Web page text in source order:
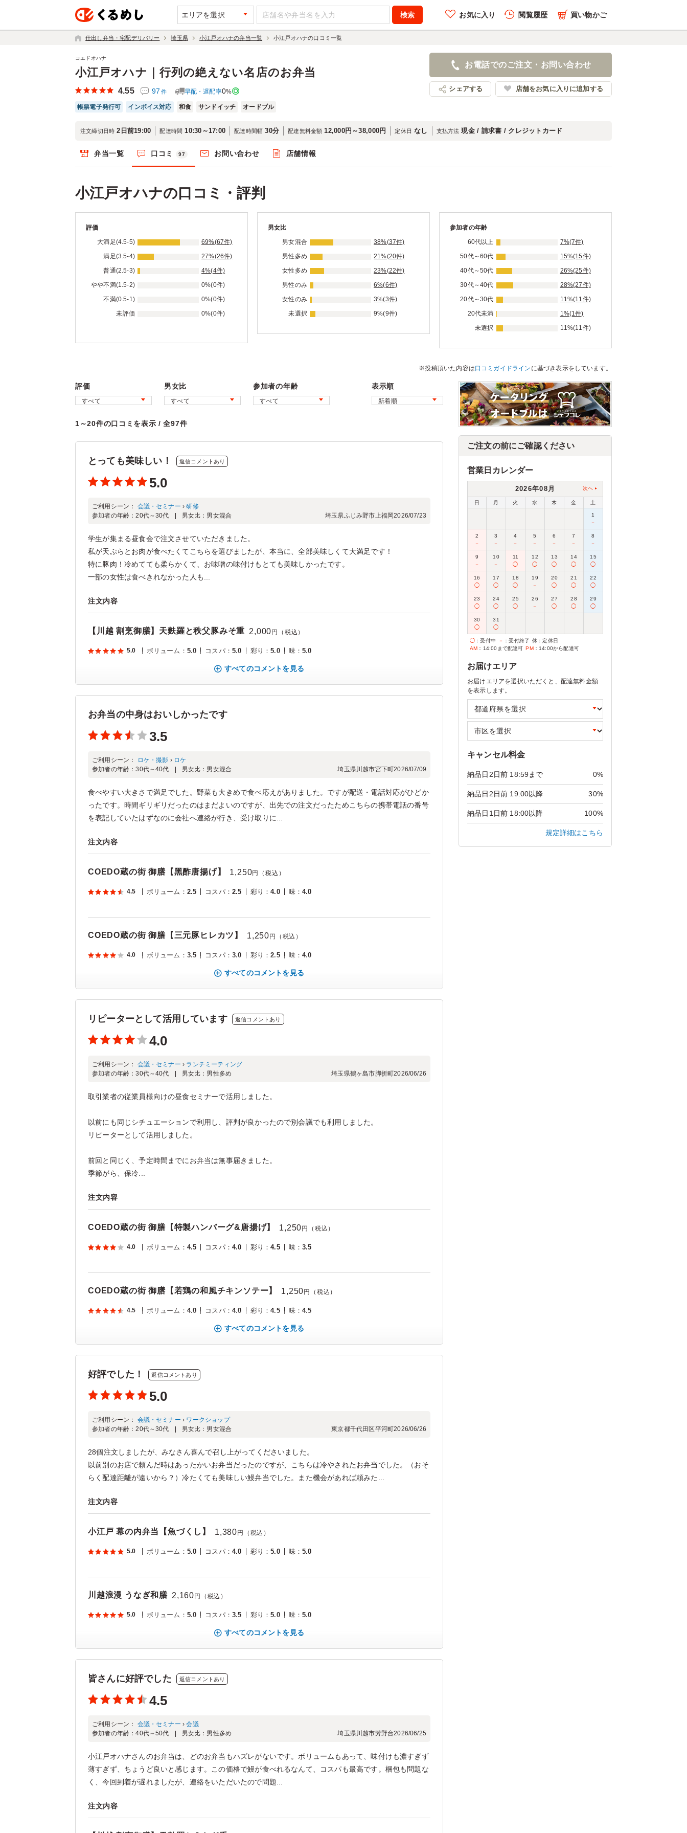
エリアを選択 お気に入り 閲覧履歴 買い物かご
仕出し弁当・宅配デリバリー 埼玉県 小江戸オハナの弁当一覧 小江戸オハナの口コミ一覧
小江戸オハナ｜行列の絶えない名店のお弁当
コエドオハナ
4.55 97 件 早配・遅配率0%
帳票電子発行可 インボイス対応 和食 サンドイッチ オードブル
お電話でのご注文・お問い合わせ
シェアする 店舗をお気に入りに追加する
注文締切日時 2日前19:00 配達時間 10:30～17:00 配達時間幅 30分 配達無料金額 12,000円～38,000円 定休日 なし 支払方法 現金 / 請求書 / クレジットカード
弁当一覧 口コミ 97 お問い合わせ 店舗情報
小江戸オハナの口コミ・評判
評価
大満足(4.5-5)
69%(67件)
満足(3.5-4)
27%(26件)
普通(2.5-3)
4%(4件)
やや不満(1.5-2)
0%(0件)
不満(0.5-1)
0%(0件)
未評価
0%(0件)
男女比
男女混合
38%(37件)
男性多め
21%(20件)
女性多め
23%(22件)
男性のみ
6%(6件)
女性のみ
3%(3件)
未選択
9%(9件)
参加者の年齢
60代以上
7%(7件)
50代～60代
15%(15件)
40代～50代
26%(25件)
30代～40代
28%(27件)
20代～30代
11%(11件)
20代未満
1%(1件)
未選択
11%(11件)
※投稿頂いた内容は口コミガイドライン に基づき表示をしています。
評価 男女比 参加者の年齢 表示順
1～20件の口コミを表示 / 全97件
とっても美味しい！ 返信コメントあり
5.0
ご利用シーン： 会議・セミナー ›研修
参加者の年齢：20代～30代 男女比： 男女混合 埼玉県ふじみ野市上福岡2026/07/23
学生が集まる昼食会で注文させていただきました。
私が天ぷらとお肉が食べたくてこちらを選びましたが、本当に、全部美味しくて大満足です！
特に豚肉！冷めてても柔らかくて、お味噌の味付けもとても美味しかったです。
一部の女性は食べきれなかった人も...
注文内容
【川越 割烹御膳】天麩羅と秩父豚みそ重 2,000 円（税込）
5.0 ボリューム ： 5.0 コスパ： 5.0 彩り ：5.0 味：5.0
すべてのコメントを見る
お弁当の中身はおいしかったです
3.5
ご利用シーン： ロケ・撮影 › ロケ
参加者の年齢：30代～40代 男女比： 男女混合 埼玉県川越市宮下町2026/07/09
食べやすい大きさで満足でした。野菜も大きめで食べ応えがありました。ですが配送・電話対応がひどか
ったです。時間ギリギリだったのはまだよいのですが、出先での注文だったためこちらの携帯電話の番号
を表記していたはずなのに会社へ連絡が行き、受け取りに...
注文内容
COEDO蔵の街 御膳【⿊酢唐揚げ】 1,250円（税込）
4.5 ボリューム ： 2.5 コスパ： 2.5 彩り ：4.0 味：4.0
COEDO蔵の街 御膳【三元豚ヒレカツ】 1,250 円（税込）
4.0 ボリューム ： 3.5 コスパ： 3.0 彩り ：2.5 味：4.0
すべてのコメントを見る
リピーターとして活用しています 返信コメントあり
4.0
ご利用シーン： 会議・セミナー › ランチミーティング
参加者の年齢：30代～40代 男女比： 男性多め 埼玉県鶴ヶ島市脚折町2026/06/26
取引業者の従業員様向けの昼食セミナーで活用しました。
以前にも同じシチュエーションで利用し、評判が良かったので別会議でも利用しました。
リピーターとして活用しました。
前回と同じく、予定時間までにお弁当は無事届きました。
季節がら、保冷...
注文内容
COEDO蔵の街 御膳【特製ハンバーグ&唐揚げ】 1,250 円（税込）
4.0 ボリューム ： 4.5 コスパ： 4.0 彩り ：4.5 味：3.5
COEDO蔵の街 御膳【若鶏の和⾵チキンソテー】 1,250 円（税込）
4.5 ボリューム ： 4.0 コスパ： 4.0 彩り ：4.5 味：4.5
すべてのコメントを見る
好評でした！ 返信コメントあり
5.0
ご利用シーン： 会議・セミナー › ワークショップ
参加者の年齢：20代～30代 男女比： 男女混合 東京都千代田区平河町2026/06/26
28個注文しましたが、みなさん喜んで召し上がってくださいました。
以前別のお店で頼んだ時はあったかいお弁当だったのですが、こちらは冷やされたお弁当でした。（おそ
らく配達距離が遠いから？）冷たくても美味しい鰻弁当でした。また機会があれば頼みた...
注文内容
小江戸 幕の内弁当【魚づくし】 1,380 円（税込）
5.0 ボリューム ： 5.0 コスパ： 4.0 彩り ：5.0 味：5.0
川越浪漫 うなぎ和膳 2,160 円（税込）
5.0 ボリューム ： 5.0 コスパ： 3.5 彩り ：5.0 味：5.0
すべてのコメントを見る
皆さんに好評でした 返信コメントあり
4.5
ご利用シーン： 会議・セミナー ›会議
参加者の年齢：40代～50代 男女比： 男性多め 埼玉県川越市芳野台2026/06/25
小江戸オハナさんのお弁当は、どのお弁当もハズレがないです。ボリュームもあって、味付けも濃すぎず
薄すぎず、ちょうど良いと感じます。この価格で鰻が食べれるなんて、コスパも最高です。梱包も問題な
く、今回到着が遅れましたが、連絡をいただいたので問題...
注文内容
ご注文の前にご確認ください
営業日カレンダー
2026年08月 次へ
日 月 火 水 木 金 土
1
－
2
－
3
－
4
－
5
－
6
－
7
－
8
－
9
－
10
－
11
◯
12
◯
13
◯
14
◯
15
◯
16
◯
17
◯
18
◯
19
－
20
◯
21
◯
22
◯
23
◯
24
◯
25
◯
26
－
27
◯
28
◯
29
◯
30
◯
31
◯
◯ ：受付中 － ：受付終了 休 ：定休日
AM ：14:00まで配達可 PM：14:00から配達可
お届けエリア
お届けエリアを選択いただくと、配達無料金額
を表示します。
キャンセル料金
納品日2日前 18:59まで 0%
納品日2日前 19:00以降 30%
納品日1日前 18:00以降 100%
規定詳細はこちら